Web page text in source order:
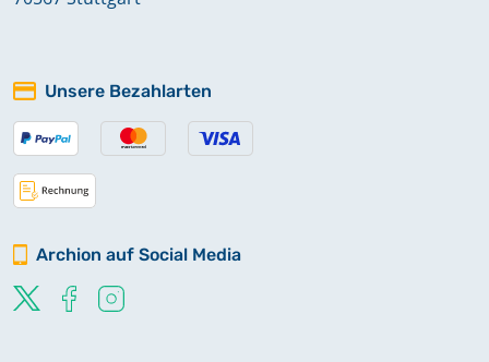
Unsere Bezahlarten
Archion auf Social Media